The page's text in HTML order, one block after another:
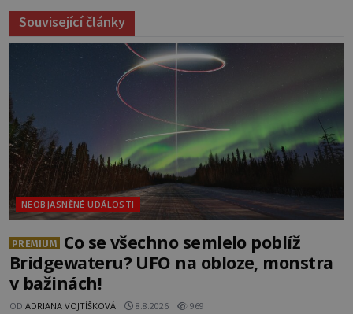
Související články
NEOBJASNĚNÉ UDÁLOSTI
PREMIUM
Co se všechno semlelo poblíž
Bridgewateru? UFO na obloze, monstra
v bažinách!
OD ADRIANA VOJTÍŠKOVÁ 8.8.2026 969